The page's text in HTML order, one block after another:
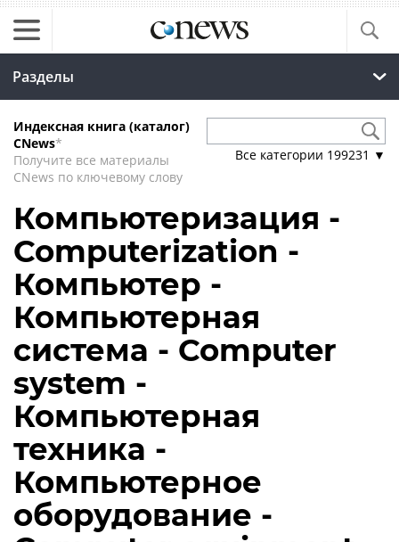
Разделы
Индексная книга (каталог)
CNews*
Получите все материалы
CNews по ключевому слову
Все категории 199231 ▼
Компьютеризация -
Computerization -
Компьютер -
Компьютерная
система - Computer
system -
Компьютерная
техника -
Компьютерное
оборудование -